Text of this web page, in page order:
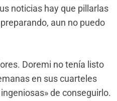
noticias hay que pillarlas
aun no puedo
Doremi no tenía listo
en sus cuarteles
de conseguirlo.